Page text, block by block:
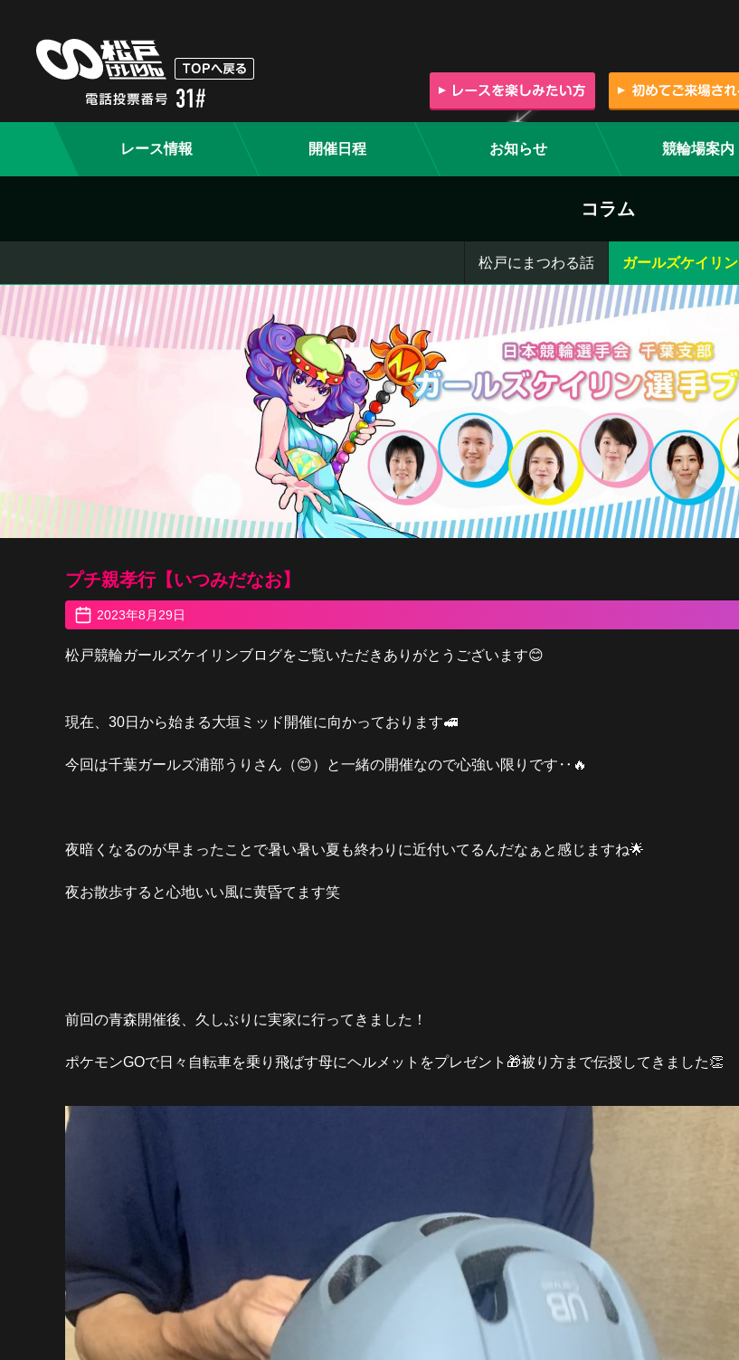
レース情報 開催日程 お知らせ 競輪場案内
コラム
松戸にまつわる話 ガールズケイリン
プチ親孝行【いつみだなお】
2023年8月29日
松戸競輪ガールズケイリンブログをご覧いただきありがとうございます😊
現在、 30日から始まる大垣ミッド開催に向かっております🚅
今回は千葉ガールズ浦部うりさん（😊）と一緒の開催なので心強い限りです‥ 🔥
夜暗くなるのが早まったことで暑い暑い夏も終わりに近付いてるんだなぁと感じますね🌟
夜お散歩すると心地いい風に黄昏てます笑
前回の青森開催後、久しぶりに実家に行ってきました！
ポケモンGOで日々自転車を乗り飛ばす母にヘルメットをプレゼント 🎁被り方まで伝授してきました👏